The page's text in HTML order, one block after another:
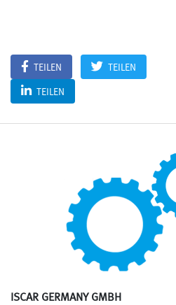
TEILEN TEILEN
TEILEN
ISCAR GERMANY GMBH